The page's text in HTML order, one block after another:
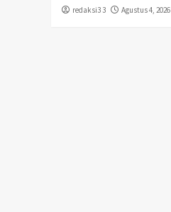
redaksi3 3 Agustus 4, 2026